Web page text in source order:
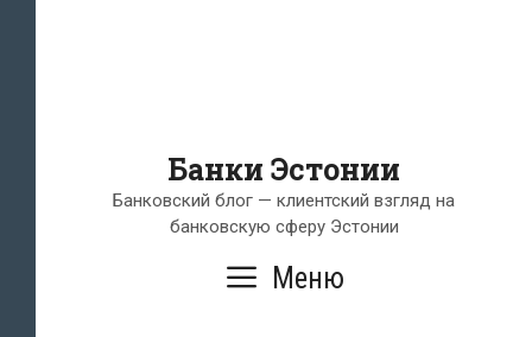
Банки Эстонии
Банковский блог — клиентский взгляд на
банковскую сферу Эстонии
Меню